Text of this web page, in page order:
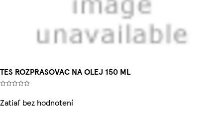
TES ROZPRASOVAC NA OLEJ 150 ML
Zatiaľ bez hodnotení